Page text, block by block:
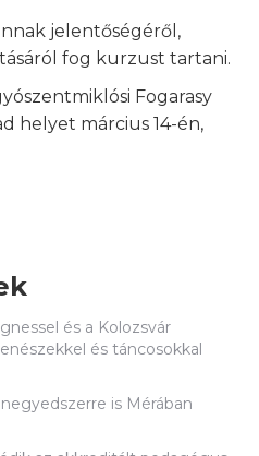
jelentőségéről,
fog kurzust tartani.
Fogarasy
helyet március 14-én,
és a Kolozsvár
és táncosokkal
is Mérában